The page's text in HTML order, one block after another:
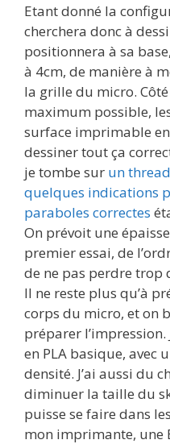
Etant donné la
cherchera donc à
positionnera à sa
à 4cm, de manière à
la grille du micro.
maximum possible,
surface imprimable
dessiner tout ça
je tombe sur un
quelques indications
paraboles correctes
On prévoit une
premier essai, de
de ne pas perdre trop
Il ne reste plus qu’à
corps du micro, et on
préparer l’impression.
en PLA basique, avec
densité. J’ai aussi du
diminuer la taille du
puisse se faire dans
mon imprimante, une